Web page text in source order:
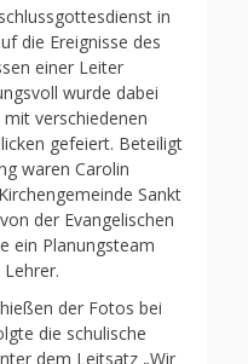
in
die Ereignisse des
einer Leiter
wurde dabei
verschiedenen
gefeiert. Beteiligt
waren Carolin
Sankt
der Evangelischen
ein Planungsteam
der Fotos bei
die schulische
dem Leitsatz „Wir